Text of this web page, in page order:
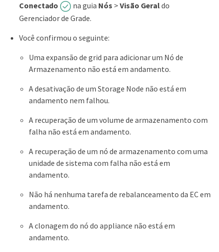
Conectado
na guia Nós >Visão Geraldo
Gerenciador de Grade.
Você confirmou o seguinte:
Uma expansão de grid para adicionar um Nó de
Armazenamento não está em andamento.
A desativação de um Storage Node não está em
andamento nem falhou.
A recuperação de um volume de armazenamento com
falha não está em andamento.
A recuperação de um nó de armazenamento com uma
unidade de sistema com falha não está em
andamento.
Não há nenhuma tarefa de rebalanceamento da EC em
andamento.
A clonagem do nó do appliance não está em
andamento.